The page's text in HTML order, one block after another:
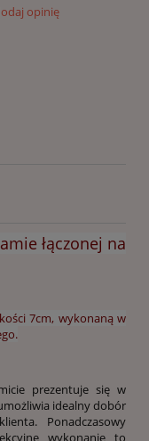
opinię
łączonej na
7cm, wykonaną w
prezentuje się w
idealny dobór
Ponadczasowy
wykonanie to